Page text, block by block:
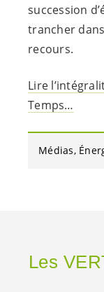
succession
trancher
recours.
Lire
Temps…
Médias
Les